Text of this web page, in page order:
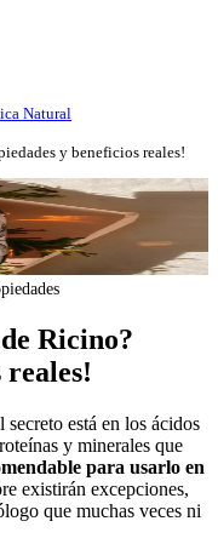
Natural
y beneficios reales!
Ricino?
reales!
está en los ácidos
y minerales que
para usarlo en
existirán excepciones,
que muchas veces ni